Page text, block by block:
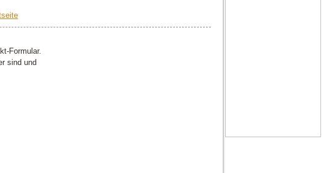
Formular.
sind und